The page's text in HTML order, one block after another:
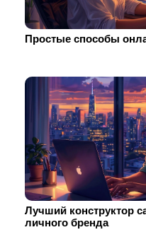
Простые способы
Лучший конструктор
личного бренда